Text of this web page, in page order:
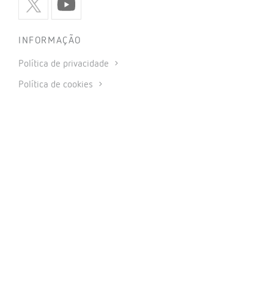
INFORMAÇÃO
Política de privacidade
Política de cookies